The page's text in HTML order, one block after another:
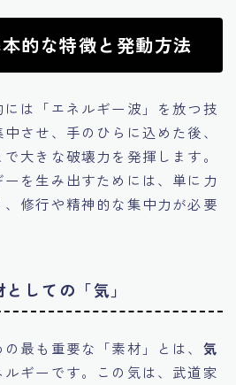
的な特徴と発動方法
は「エネルギー波」を放つ技
させ、手のひらに込めた後、
大きな破壊力を発揮します。
を生み出すためには、単に力
修行や精神的な集中力が必要
しての「気」
最も重要な「素材」とは、 気
ギーです。この気は、武道家